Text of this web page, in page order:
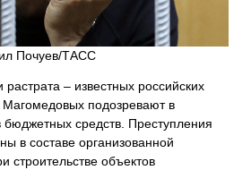
Почуев/ТАСС
– известных российских
Магомедовых подозревают в
средств. Преступления
в составе организованной
строительстве объектов